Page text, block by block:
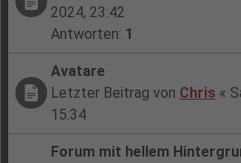
2024, 23:42
Antworten: 1
Avatare
Letzter Beitrag von Chris «
15:34
Forum mit hellem